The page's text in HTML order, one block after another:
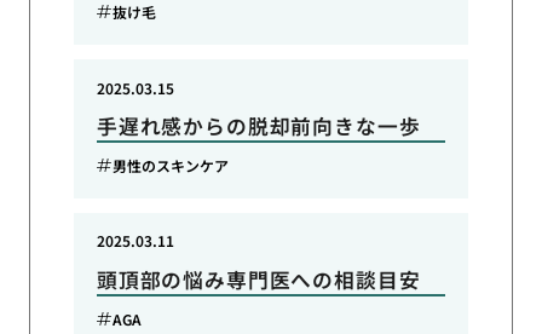
抜け毛
手遅れ感からの脱却前向きな一歩
2025.03.15
男性のスキンケア
頭頂部の悩み専門医への相談目安
2025.03.11
AGA